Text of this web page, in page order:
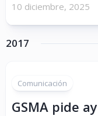
10 diciembre, 2025
2017
Comunicación
GSMA pide